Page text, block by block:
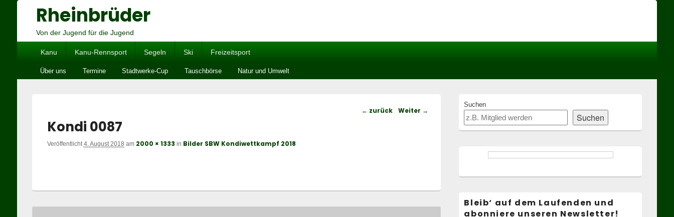
Rheinbrüder
Von der Jugend für die Jugend
Area
Kanu Kanu-Rennsport Segeln Ski Freizeitsport
UntermenüÜber uns Termine Stadtwerke-Cup Tauschbörse Natur und Umwelt
Bildnavigation
← zurück Weiter →
Kondi 0087
Veröffentlicht4. August 2018 am 2000 × 1333 in Bilder SBW Kondiwettkampf 2018
Sidebar
Widget
Area
Suchen
Suchen
Bleib‘ auf dem Laufenden und
abonniere unseren Newsletter!